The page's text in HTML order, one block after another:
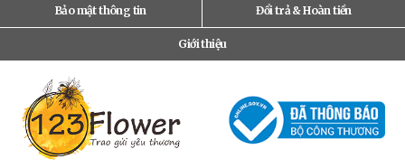
Bảo mật thông tin Đổi trả & Hoàn tiền
Giới thiệu